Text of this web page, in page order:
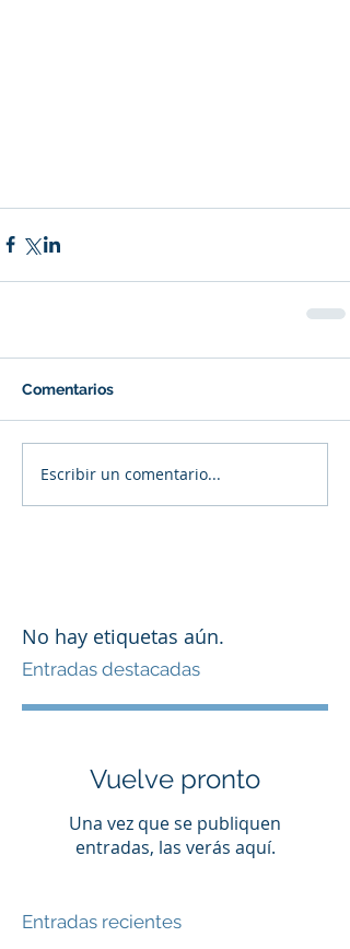
Comentarios
Escribir un comentario...
No hay etiquetas aún.
Entradas destacadas
Vuelve pronto
Una vez que se publiquen
entradas, las verás aquí.
Entradas recientes